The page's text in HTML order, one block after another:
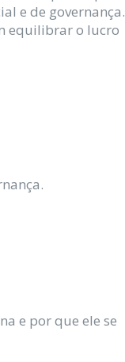
e de governança.
equilibrar o lucro
e por que ele se